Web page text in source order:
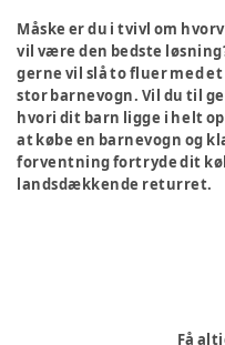
Måske er du i tvivl om
vil være den bedste
gerne vil slå to fluer med
stor barnevogn. Vil du til
hvori dit barn ligge i helt
at købe en barnevogn og
forventning fortryde dit
landsdækkende returret.
Få